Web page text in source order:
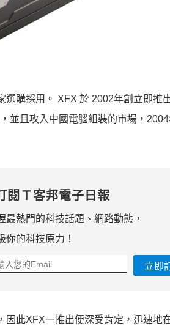
購採用。 XFX 於 2002年創立即推
並且攻入中國電腦組裝的市場，
閱Ｔ客邦電子日報
最熱門的科技話題、網路動態，
你的科技原力！
立即
此XFX一推出便深受肯定，迅速地